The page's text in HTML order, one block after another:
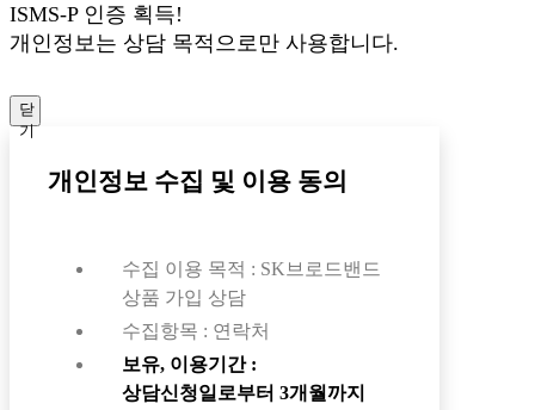
ISMS-P 인증 획득!
개인정보는 상담 목적으로만 사용합니다.
닫
기
개인정보 수집 및 이용 동의
수집 이용 목적 : SK브로드밴드
상품 가입 상담
수집항목 : 연락처
보유, 이용기간 :
상담신청일로부터 3개월까지